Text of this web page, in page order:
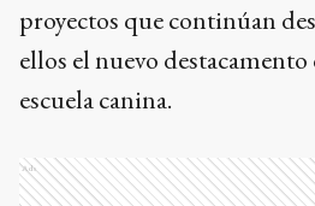
proyectos que continúan
ellos el nuevo
escuela canina.
Ads